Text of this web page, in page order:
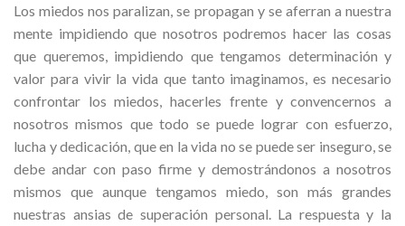
Los miedos nos paralizan, se propagan y se aferran a nuestra
mente impidiendo que nosotros podremos hacer las cosas
que queremos, impidiendo que tengamos determinación y
valor para vivir la vida que tanto imaginamos, es necesario
confrontar los miedos, hacerles frente y convencernos a
nosotros mismos que todo se puede lograr con esfuerzo,
lucha y dedicación, que en la vida no se puede ser inseguro, se
debe andar con paso firme y demostrándonos a nosotros
mismos que aunque tengamos miedo, son más grandes
nuestras ansias de superación personal. La respuesta y la